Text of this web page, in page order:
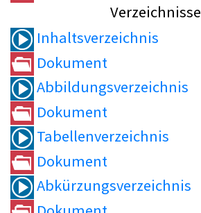
Verzeichnisse
Inhaltsverzeichnis
Dokument
Abbildungsverzeichnis
Dokument
Tabellenverzeichnis
Dokument
Abkürzungsverzeichnis